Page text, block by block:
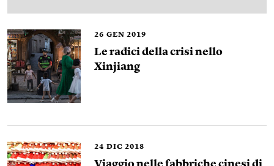
26 GEN 2019
Le radici della crisi nello
Xinjiang
24 DIC 2018